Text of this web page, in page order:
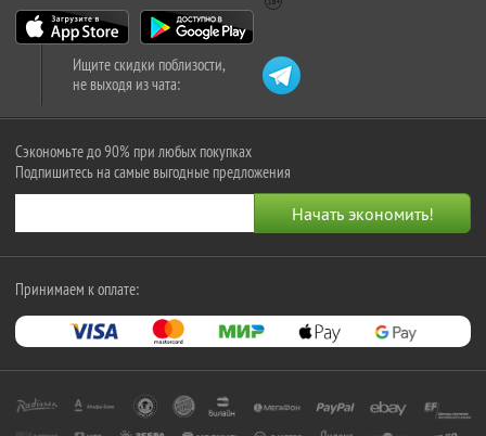
Ищите скидки поблизости,
не выходя из чата:
Сэкономьте до 90% при любых покупках
Подпишитесь на самые выгодные предложения
Принимаем к оплате: